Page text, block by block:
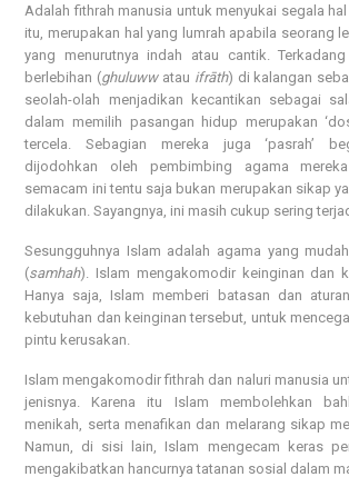
Adalah fithrah manusia untuk menyukai segala
itu, merupakan hal yang lumrah apabila seorang
yang menurutnya indah atau cantik.
berlebihan (ghuluwwatau ifrāth) di kalangan
seolah-olah menjadikan kecantikan sebagai
dalam memilih pasangan hidup merupakan
tercela. Sebagian mereka juga ‘pasrah’
dijodohkan oleh pembimbing agama
semacam ini tentu saja bukan merupakan sikap
dilakukan. Sayangnya, ini masih cukup sering
Sesungguhnya Islam adalah agama yang
(samhah). Islam mengakomodir keinginan dan
Hanya saja, Islam memberi batasan dan
kebutuhan dan keinginan tersebut, untuk
pintu kerusakan.
Islam mengakomodir fithrah dan naluri manusia
jenisnya. Karena itu Islam membolehkan
menikah, serta menafikan dan melarang sikap
Namun, di sisi lain, Islam mengecam keras
mengakibatkan hancurnya tatanan sosial dalam